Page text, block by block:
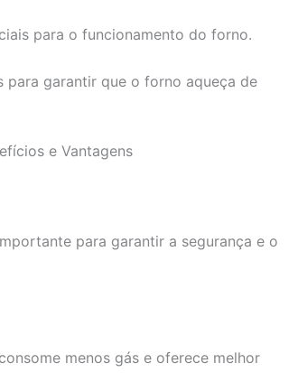
para o funcionamento do forno.
para garantir que o forno aqueça de
e Vantagens
para garantir a segurança e o
menos gás e oferece melhor